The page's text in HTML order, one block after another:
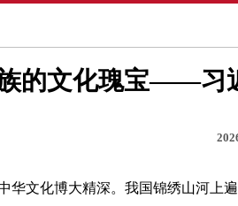
的文化瑰宝——习
华文化博大精深。我国锦绣山河上